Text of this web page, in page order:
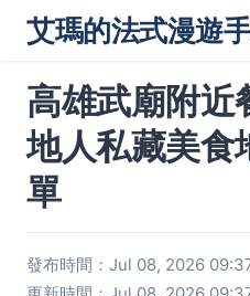
艾瑪的法式漫遊
高雄武廟附近
地人私藏美食
單
發布時間：Jul 08, 2026